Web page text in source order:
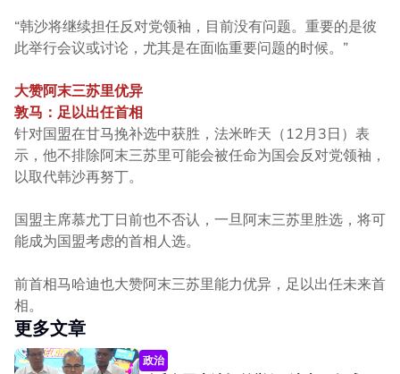
“韩沙将继续担任反对党领袖，目前没有问题。重要的是彼
此举行会议或讨论，尤其是在面临重要问题的时候。”
大赞阿末三苏里优异
敦马：足以出任首相
针对国盟在甘马挽补选中获胜，法米昨天（12月3日）表
示，他不排除阿末三苏里可能会被任命为国会反对党领袖，
以取代韩沙再努丁。
国盟主席慕尤丁日前也不否认，一旦阿末三苏里胜选，将可
能成为国盟考虑的首相人选。
前首相马哈迪也大赞阿末三苏里能力优异，足以出任未来首
相。
更多文章
政治